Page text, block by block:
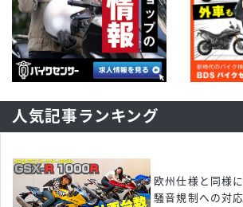
人気記事ランキング
欧州仕様と同様
騒音規制への対